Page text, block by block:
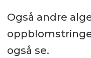
Også andre
også se.